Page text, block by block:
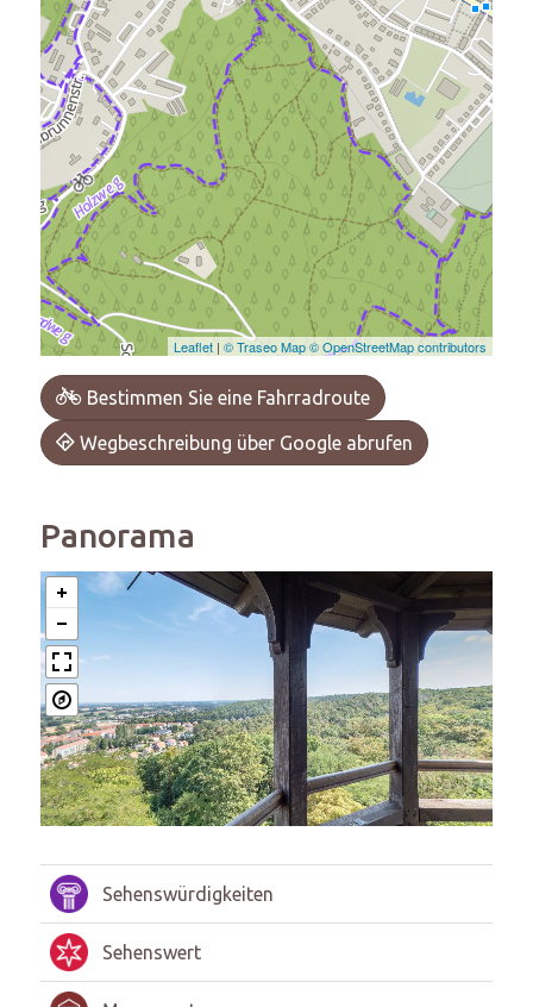
Leaflet | © Traseo Map© OpenStreetMap contributors
Bestimmen Sie eine Fahrradroute
Wegbeschreibung über Google abrufen
Panorama
Sehenswürdigkeiten
Sehenswert